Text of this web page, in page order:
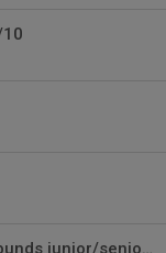
Inbjudan till Stockholms skidförbunds junior/seniorläger 2024 (även 2009:or